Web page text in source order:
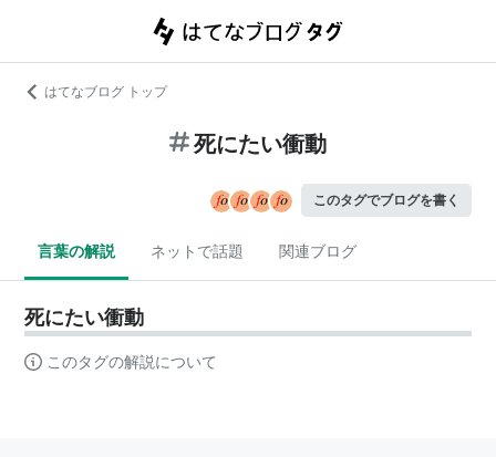
はてなブログ トップ
死にたい衝動
このタグでブログを書く
言葉の解説 ネットで話題 関連ブログ
死にたい衝動
このタグの解説について